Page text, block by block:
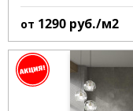
от 1290 руб./м2